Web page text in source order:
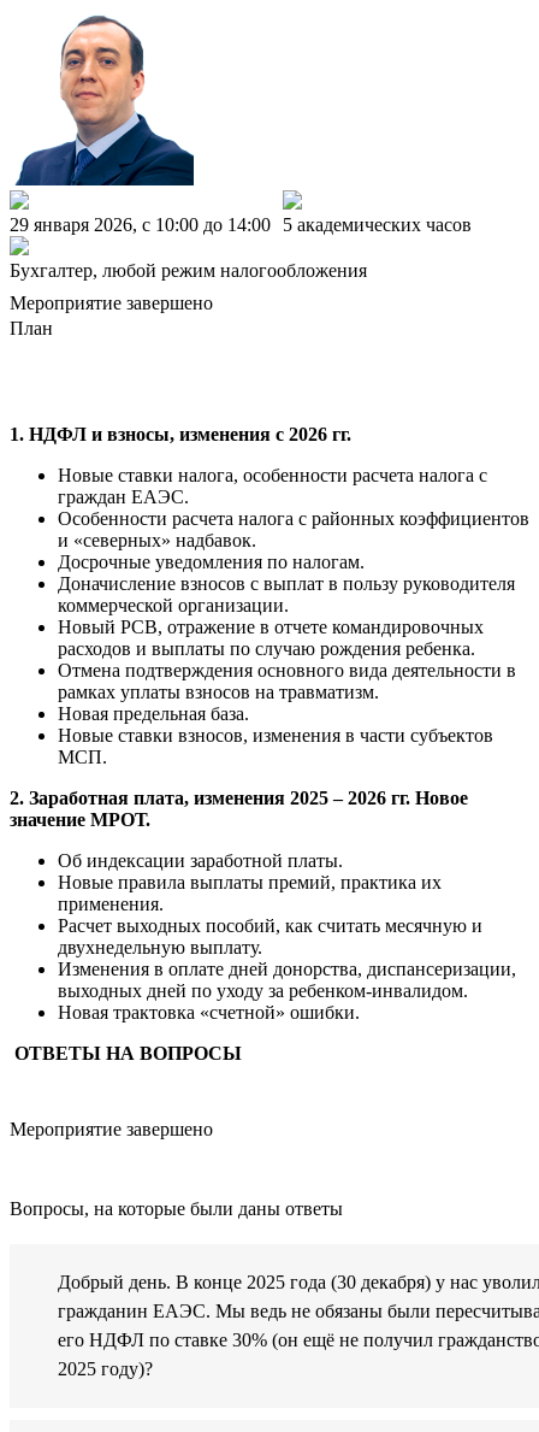
29 января 2026, c 10:00 до 14:00 5 академических часов
Бухгалтер, любой режим налогообложения
Мероприятие завершено
План
1. НДФЛ и взносы, изменения с 2026 гг.
Новые ставки налога, особенности расчета налога с
граждан ЕАЭС.
Особенности расчета налога с районных коэффициентов
и «северных» надбавок.
Досрочные уведомления по налогам.
Доначисление взносов с выплат в пользу руководителя
коммерческой организации.
Новый РСВ, отражение в отчете командировочных
расходов и выплаты по случаю рождения ребенка.
Отмена подтверждения основного вида деятельности в
рамках уплаты взносов на травматизм.
Новая предельная база.
Новые ставки взносов, изменения в части субъектов
МСП.
2. Заработная плата, изменения 2025 – 2026 гг. Новое
значение МРОТ.
Об индексации заработной платы.
Новые правила выплаты премий, практика их
применения.
Расчет выходных пособий, как считать месячную и
двухнедельную выплату.
Изменения в оплате дней донорства, диспансеризации,
выходных дней по уходу за ребенком-инвалидом.
Новая трактовка «счетной» ошибки.
ОТВЕТЫ НА ВОПРОСЫ
Мероприятие завершено
Вопросы, на которые были даны ответы
Добрый день. В конце 2025 года (30 декабря) у нас
гражданин ЕАЭС. Мы ведь не обязаны были
его НДФЛ по ставке 30% (он ещё не получил
2025 году)?